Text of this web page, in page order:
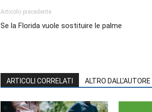
Articolo precedente
Se la Florida vuole sostituire le palme
ARTICOLI CORRELATI ALTRO DALL'AUTORE